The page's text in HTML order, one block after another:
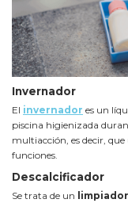
Invernador
El invernador es un
piscina higienizada
multiacción, es decir,
funciones.
Descalcificador
Se trata de un